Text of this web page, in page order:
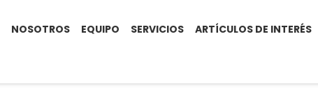
NOSOTROS EQUIPO SERVICIOS ARTÍCULOS DE INTERÉS